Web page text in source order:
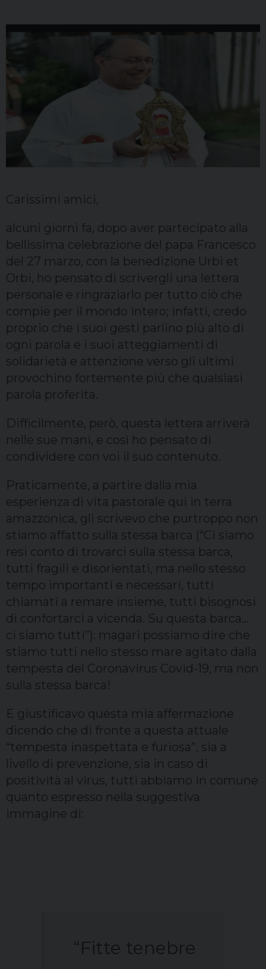
Scuola
Carità
Terzo mondo
Carissimi amici,
alcuni giorni fa, dopo aver partecipato alla
bellissima celebrazione del papa Francesco
del 27 marzo, con la benedizione Urbi et
Orbi, ho pensato di scrivergli una lettera
personale e ringraziarlo per tutto ciò che
compie per il mondo intero; infatti, credo
proprio che i suoi gesti parlino più alto di
ogni parola e i suoi atteggiamenti di
solidarietà e attenzione verso gli ultimi
provochino fortemente più che qualsiasi
parola proferita.
Difficilmente, però, questa lettera arriverà
nelle sue mani, e così ho pensato di
condividere con voi il suo contenuto.
Praticamente, a partire dalla mia
esperienza di vita pastorale qui in terra
amazzonica, gli scrivevo che purtroppo non
stiamo affatto sulla stessa barca (“Ci siamo
resi conto di trovarci sulla stessa barca,
tutti fragili e disorientati, ma nello stesso
tempo importanti e necessari, tutti
chiamati a remare insieme, tutti bisognosi
di confortarci a vicenda. Su questa barca…
ci siamo tutti”): magari possiamo dire che
stiamo tutti nello stesso mare agitato dalla
tempesta del Coronavirus Covid-19, ma non
sulla stessa barca!
E giustificavo questa mia affermazione
dicendo che di fronte a questa attuale
“tempesta inaspettata e furiosa”, sia a
livello di prevenzione, sia in caso di
positività al virus, tutti abbiamo in comune
quanto espresso nella suggestiva
immagine di:
“Fitte tenebre